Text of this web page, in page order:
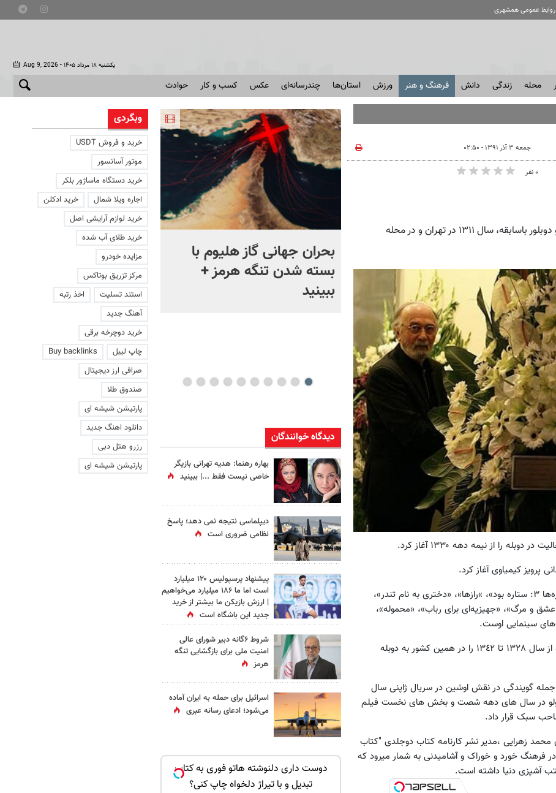
روابط عمومی همشهری
Aug 9, 2026 - یکشنبه ۱۸ مرداد ۱۴۰۵
محله زندگی دانش فرهنگ و هنر ورزش استان‌ها چندرسانه‌ای عکس کسب و کار حوادث
جمعه ۳ آذر ۱۳۹۱ - ۰۲:۵۰
۰ نفر
همشهری آنلاین: فهیمه راستگار بازیگر تئاتر، سینما و تلویزیون و دوبلور باسابقه، سال ١٣١١ در تهران و در محله
در دوبله را از نیمه دهه ۱۳۳۰ آغاز کرد.
بازی در فیلم‌هایی چون «گیس‌بریده»، «پابرهنه در بهشت»، «ستاره‌ها ۳: ستاره بود»، »رازها»، «دختری به ‌نام تندر»،
و مرگ»، «جهیزیه‌ای برای رباب»، «محموله»،
سینمایی اوست.
است که دوبله را در ایتالیا شروع کردند و از سال ١٣٢٨ تا ١٣٤٢ را در همین کشور به دوبله
گویندگی در نقش اوشین در سریال ژاپنی سال
در سال های دهه شصت و بخش های نخست فیلم
سبک قرار داد.
زهرایی ،مدیر نشر کارنامه کتاب دوجلدی "کتاب
فرهنگ خورد و خوراک و آشامیدنی به شمار میرود که
آشپزی دنیا داشته است.
مشخص شد؟ + ویدئو |
توضیحات وزیر کشور
بحران جهانی گاز هلیوم با
بسته شدن تنگه هرمز +
ببینید
ترامپ آمریکا را نابود
ویدئو
دیدگاه خوانندگان
بهاره رهنما: هدیه تهرانی بازیگر
خاصی نیست فقط ...|‌ ببینید
دیپلماسی نتیجه‌ نمی دهد؛ پاسخ
نظامی ضروری است
پیشنهاد پرسپولیس ۱۲۰ میلیارد
است اما ما ۱۸۶ میلیارد می‌خواهیم
| ارزش بازیکن ما بیشتر از خرید
جدید این باشگاه است
شروط ۶گانه دبیر شورای عالی
امنیت ملی برای بازگشایی تنگه
هرمز
اسرائیل برای حمله به ایران آماده
می‌شود؛ ادعای رسانه عبری
با یک برگ
ماشین کوییک گذاشتی برای فروش ؟ اینجا
سریع و راحت بفروش
دوست داری دلنوشته هاتو فوری به کتاب
تبدیل و با تیراژ دلخواه چاپ کنی؟
وبگردی
خرید و فروش USDT
موتور آسانسور
خرید دستگاه ماساژور بلکر
اجاره ویلا شمال
خرید ادکلن
خرید لوازم آرایشی اصل
خرید طلای آب شده
مزایده خودرو
مرکز تزریق بوتاکس
استند تسلیت
اخذ رتبه
آهنگ جدید
خرید دوچرخه برقی
چاپ لیبل
Buy backlinks
صرافی ارز دیجیتال
صندوق طلا
پارتیشن شیشه ای
دانلود اهنگ جدید
رزرو هتل دبی
پارتیشن شیشه ای